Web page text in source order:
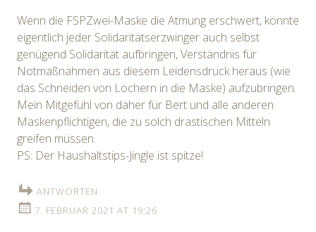
Wenn die FSPZwei-Maske die Atmung erschwert, könnte
eigentlich jeder Solidaritätserzwinger auch selbst
genügend Solidarität aufbringen, Verständnis für
Notmaßnahmen aus diesem Leidensdruck heraus (wie
das Schneiden von Löchern in die Maske) aufzubringen.
Mein Mitgefühl von daher für Bert und alle anderen
Maskenpflichtigen, die zu solch drastischen Mitteln
greifen müssen.
PS: Der Haushaltstips-Jingle ist spitze!
ANTWORTEN
7. FEBRUAR 2021 AT 19:26